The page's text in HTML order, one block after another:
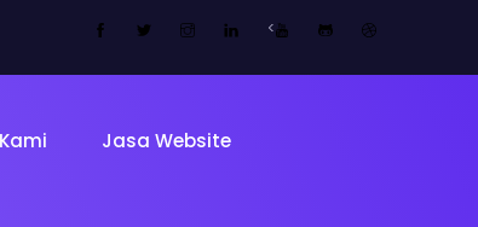
<
Jasa Website